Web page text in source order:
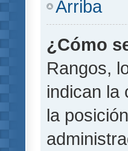
Arriba
¿Cómo
Rangos,
indican la
la